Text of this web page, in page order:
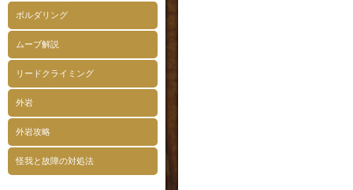
ボルダリング
ムーブ解説
リードクライミング
外岩
外岩攻略
怪我と故障の対処法